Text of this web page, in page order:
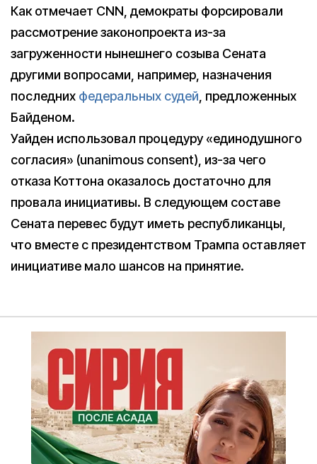
Как отмечает CNN, демократы форсировали
рассмотрение законопроекта из-за
загруженности нынешнего созыва Сената
другими вопросами, например, назначения
последних федеральных судей, предложенных
Байденом.
Уайден использовал процедуру «единодушного
согласия» (unanimous consent), из-за чего
отказа Коттона оказалось достаточно для
провала инициативы. В следующем составе
Сената перевес будут иметь республиканцы,
что вместе с президентством Трампа оставляет
инициативе мало шансов на принятие.